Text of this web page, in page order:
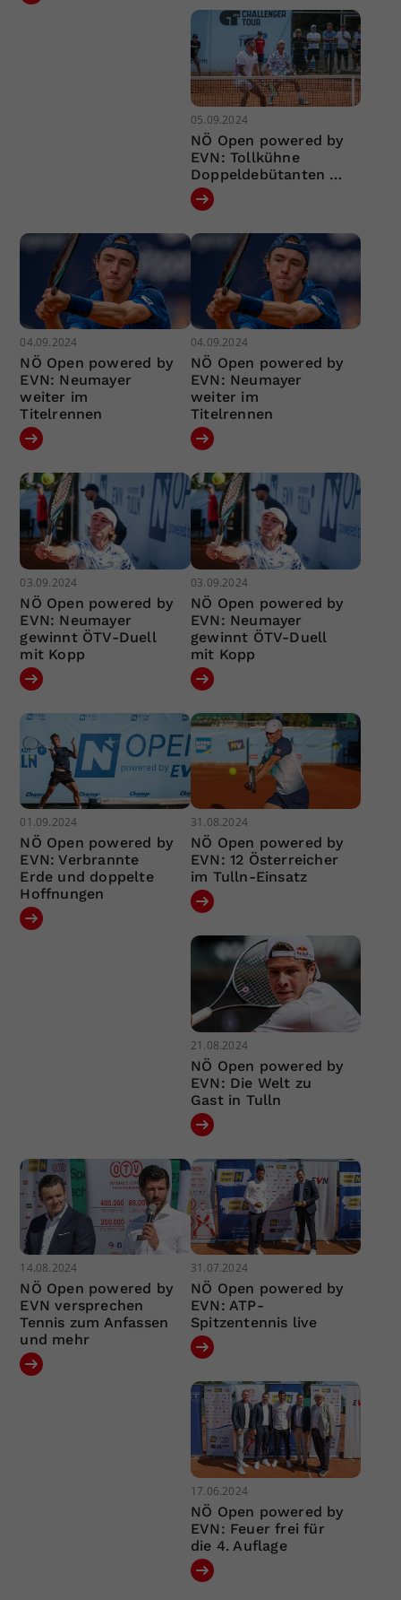
05.09.2024
NÖ Open powered by
EVN: Tollkühne
Doppeldebütanten …
04.09.2024
NÖ Open powered by
EVN: Neumayer
weiter im
Titelrennen
04.09.2024
NÖ Open powered by
EVN: Neumayer
weiter im
Titelrennen
03.09.2024
NÖ Open powered by
EVN: Neumayer
gewinnt ÖTV-Duell
mit Kopp
03.09.2024
NÖ Open powered by
EVN: Neumayer
gewinnt ÖTV-Duell
mit Kopp
01.09.2024
NÖ Open powered by
EVN: Verbrannte
Erde und doppelte
Hoffnungen
31.08.2024
NÖ Open powered by
EVN: 12 Österreicher
im Tulln-Einsatz
21.08.2024
NÖ Open powered by
EVN: Die Welt zu
Gast in Tulln
14.08.2024
NÖ Open powered by
EVN versprechen
Tennis zum Anfassen
und mehr
31.07.2024
NÖ Open powered by
EVN: ATP-
Spitzentennis live
17.06.2024
NÖ Open powered by
EVN: Feuer frei für
die 4. Auflage